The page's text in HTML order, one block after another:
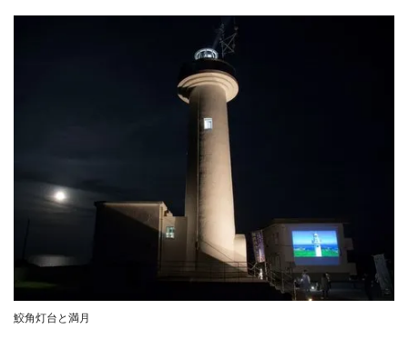
鮫角灯台と満月